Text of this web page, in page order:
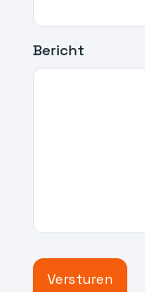
Bericht
Versturen